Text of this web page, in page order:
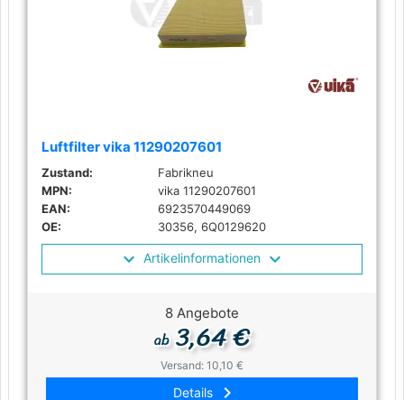
Luftfilter vika 11290207601
Zustand:
Fabrikneu
MPN:
vika 11290207601
EAN:
6923570449069
OE:
30356, 6Q0129620
Artikelinformationen
8 Angebote
ab3,64 €
Versand: 10,10 €
Details keyboard_arrow_right